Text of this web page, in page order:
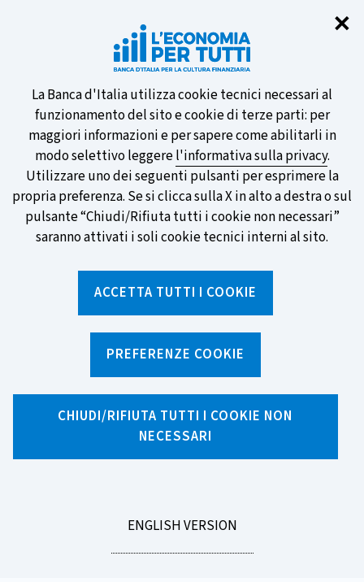
✕
Informativa
sui
cookie
La Banca d'Italia utilizza cookie tecnici necessari al
funzionamento del sito e cookie di terze parti: per
maggiori informazioni e per sapere come abilitarli in
modo selettivo leggerel'informativa sulla privacy.
Utilizzare uno dei seguenti pulsanti per esprimere la
propria preferenza. Se si clicca sulla X in alto a destra o sul
pulsante “Chiudi/Rifiuta tutti i cookie non necessari”
saranno attivati i soli cookie tecnici interni al sito.
ACCETTA TUTTI I COOKIE
PREFERENZE COOKIE
CHIUDI/RIFIUTA TUTTI I COOKIE NON
NECESSARI
GO
ENGLISH VERSION
Partecipa al sondaggio della BCE
sulle nuove banconote e vota la tua
preferita!
SCOPRI DI PIÙ
Facebook
LinkedinWhatsApp
Email